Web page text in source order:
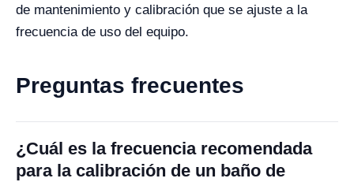
de mantenimiento y calibración que se ajuste a la
frecuencia de uso del equipo.
Preguntas frecuentes
¿Cuál es la frecuencia recomendada
para la calibración de un baño de